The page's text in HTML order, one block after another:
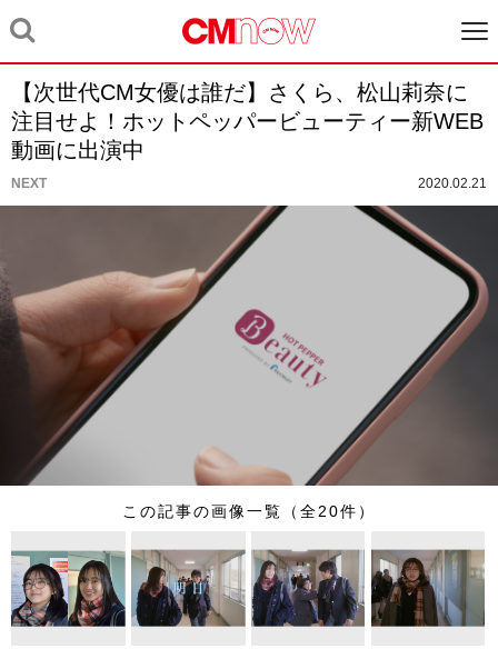
【次世代CM女優は誰だ】さくら、松山莉奈に
注目せよ！ホットペッパービューティー新WEB
動画に出演中
NEXT 2020.02.21
この記事の画像一覧（全20件）